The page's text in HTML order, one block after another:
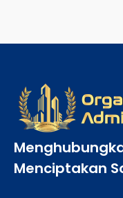
Menciptakan